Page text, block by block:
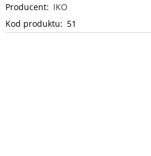
Producent: IKO
Kod produktu: 51